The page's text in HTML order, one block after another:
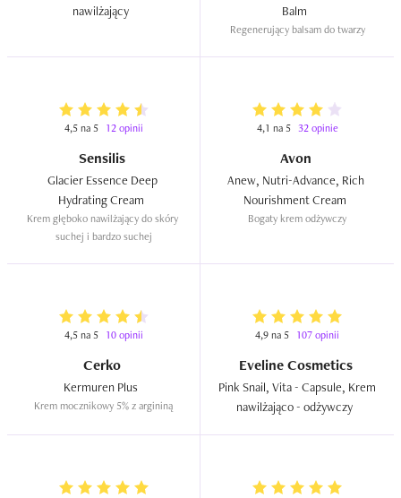
Regenerujący balsam do twarzy
4,5 na 5 12 opinii
Sensilis
Glacier Essence Deep
Krem głęboko nawilżający do skóry
suchej i bardzo suchej
4,1 na 5 32 opinie
Avon
Anew, Nutri-Advance, Rich
Bogaty krem odżywczy
4,5 na 5 10 opinii
Cerko
Krem mocznikowy 5% z argininą
4,9 na 5 107 opinii
Eveline Cosmetics
Pink Snail, Vita - Capsule, Krem